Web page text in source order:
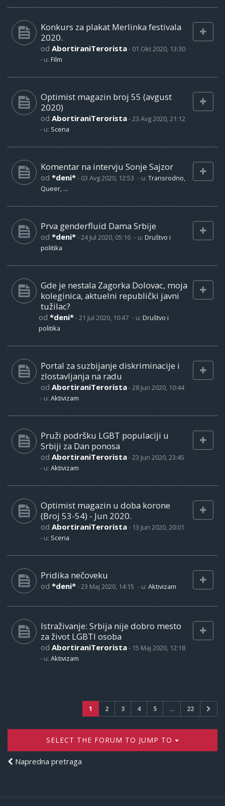
Konkurs za plakat Merlinka festivala
2020.
od AbortiraniTerorista- 01 Okt 2020, 13:30
- u: Film
Optimist magazin broj 55 (avgust
2020)
od AbortiraniTerorista-23 Avg 2020, 21:12
- u: Scena
Komentar na intervju Sonje Sajzor
od *deni*- 03 Avg 2020, 12:53 - u: Transrodno,
Queer, ...
Prva genderfluid Dama Srbije
od *deni*-24 Jul 2020, 05:16 - u: Društvo i
politika
Gde je nestala Zagorka Dolovac, moja
koleginica, aktuelni republički javni
tužilac?
od *deni*-21 Jul 2020, 10:47 - u: Društvo i
politika
Portal za suzbijanje diskriminacije i
zlostavljanja na radu
od AbortiraniTerorista-28 Jun 2020, 10:44
- u: Aktivizam
Pruži podršku LGBT populaciji u
Srbiji za Dan ponosa
od AbortiraniTerorista-23 Jun 2020, 23:45
- u: Aktivizam
Optimist magazin u doba korone
(Broj 53-54) - Jun 2020.
od AbortiraniTerorista- 13 Jun 2020, 20:01
- u: Scena
Pridika nečoveku
od *deni*-23 Maj 2020, 14:15 - u: Aktivizam
Istraživanje: Srbija nije dobro mesto
za život LGBTI osoba
od AbortiraniTerorista- 15 Maj 2020, 12:18
- u: Aktivizam
1 2 3 4 5 … 22
SELECT THE FORUM TO JUMP TO
Napredna pretraga